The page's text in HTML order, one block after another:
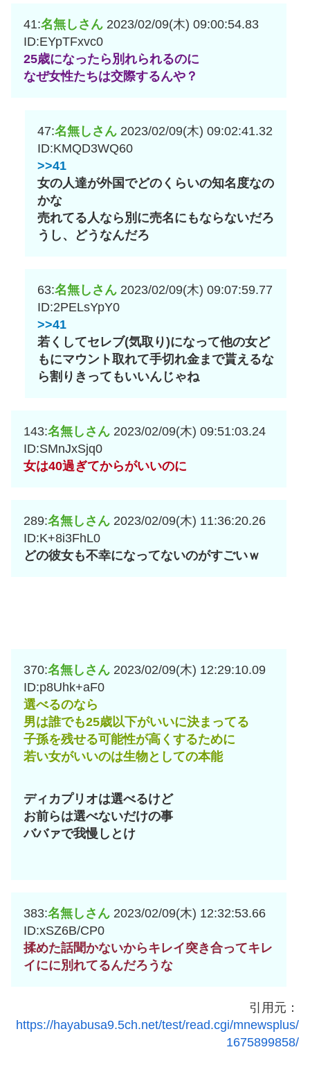
41:名無しさん 2023/02/09(木) 09:00:54.83
ID:EYpTFxvc0
25歳になったら別れられるのに
なぜ女性たちは交際するんや？
47:名無しさん 2023/02/09(木) 09:02:41.32
ID:KMQD3WQ60
>>41
女の人達が外国でどのくらいの知名度なの
かな
売れてる人なら別に売名にもならないだろ
うし、どうなんだろ
63:名無しさん 2023/02/09(木) 09:07:59.77
ID:2PELsYpY0
>>41
若くしてセレブ(気取り)になって他の女ど
もにマウント取れて手切れ金まで貰えるな
ら割りきってもいいんじゃね
143:名無しさん 2023/02/09(木) 09:51:03.24
ID:SMnJxSjq0
女は40過ぎてからがいいのに
289:名無しさん 2023/02/09(木) 11:36:20.26
ID:K+8i3FhL0
どの彼女も不幸になってないのがすごいｗ
370:名無しさん 2023/02/09(木) 12:29:10.09
ID:p8Uhk+aF0
選べるのなら
男は誰でも25歳以下がいいに決まってる
子孫を残せる可能性が高くするために
若い女がいいのは生物としての本能
ディカプリオは選べるけど
お前らは選べないだけの事
ババァで我慢しとけ
383:名無しさん 2023/02/09(木) 12:32:53.66
ID:xSZ6B/CP0
揉めた話聞かないからキレイ突き合ってキレ
イにに別れてるんだろうな
引用元：
https://hayabusa9.5ch.net/test/read.cgi/mnewsplus/
1675899858/